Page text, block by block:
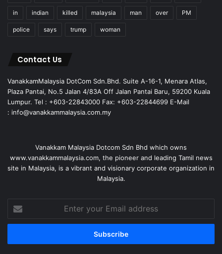
in indian killed malaysia man over PM
police says trump woman
Contact Us
VanakkamMalaysia DotCom Sdn.Bhd. Suite A-16-1, Menara Atlas,
Plaza Pantai, No.5 Jalan 4/83A Off Jalan Pantai Baru, 59200 Kuala
Lumpur. Tel : +603-22843000 Fax: +603-22844699 E-Mail
: info@vanakkammalaysia.com.my
Vanakkam Malaysia Dotcom Sdn Bhd which owns
www.vanakkammalaysia.com, the pioneer and leading Tamil news
site in Malaysia, is a vibrant and visionary corporate organization in
Malaysia.
your
Email